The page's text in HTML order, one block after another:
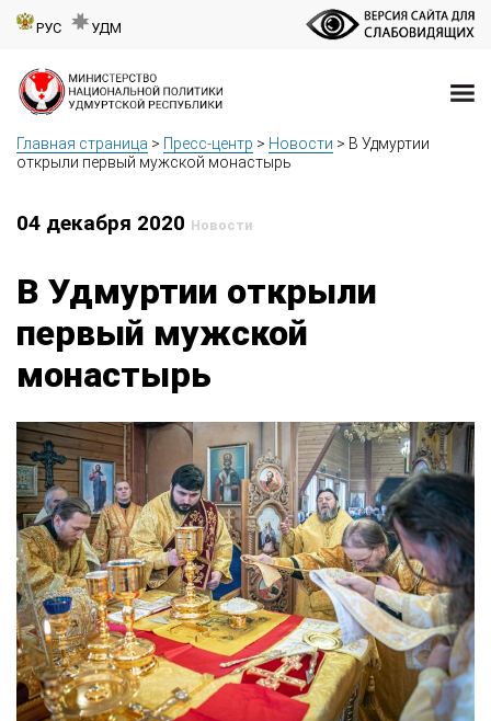
РУС УДМ
Главная страница > Пресс-центр > Новости > В Удмуртии
открыли первый мужской монастырь
04 декабря 2020 Новости
В Удмуртии открыли
первый мужской
монастырь